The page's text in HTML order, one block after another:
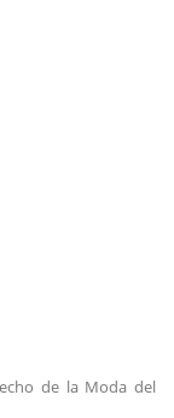
de la Moda del